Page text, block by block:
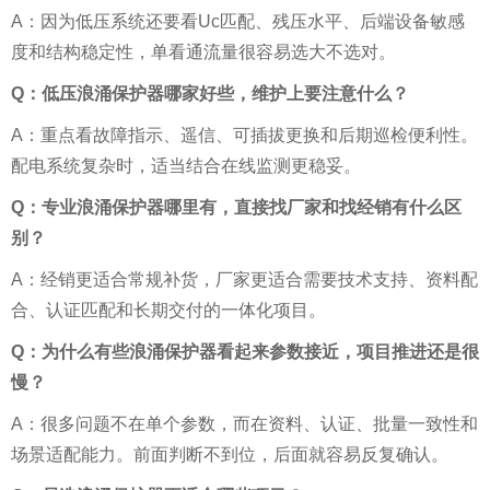
A：因为低压系统还要看Uc匹配、残压水平、后端设备敏感
度和结构稳定性，单看通流量很容易选大不选对。
Q：低压浪涌保护器哪家好些，维护上要注意什么？
A：重点看故障指示、遥信、可插拔更换和后期巡检便利性。
配电系统复杂时，适当结合在线监测更稳妥。
Q：专业浪涌保护器哪里有，直接找厂家和找经销有什么区
别？
A：经销更适合常规补货，厂家更适合需要技术支持、资料配
合、认证匹配和长期交付的一体化项目。
Q：为什么有些浪涌保护器看起来参数接近，项目推进还是很
慢？
A：很多问题不在单个参数，而在资料、认证、批量一致性和
场景适配能力。前面判断不到位，后面就容易反复确认。